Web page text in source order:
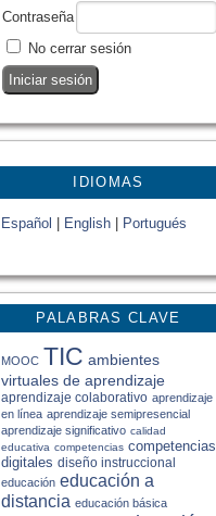
Contraseña
No cerrar sesión
IDIOMAS
Español English Portugués
PALABRAS CLAVE
MOOC TIC ambientes
virtuales de aprendizaje
aprendizaje colaborativo aprendizaje
en línea aprendizaje semipresencial
aprendizaje significativo calidad
educativa competencias competencias
digitales diseño instruccional
educación educación a
distancia educación básica